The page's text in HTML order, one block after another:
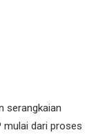
serangkaian
mulai dari proses